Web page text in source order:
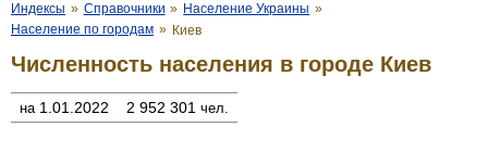
Индексы » Справочники » Население Украины »
Население по городам » Киев
Численность населения в городе Киев
на 1.01.2022 2 952 301 чел.